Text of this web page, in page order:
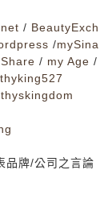
/ BeautyExch
/mySina
/ my Age /
品牌/公司之言論